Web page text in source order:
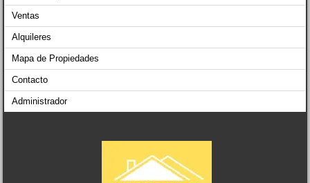
Ventas
Alquileres
Mapa de Propiedades
Contacto
Administrador